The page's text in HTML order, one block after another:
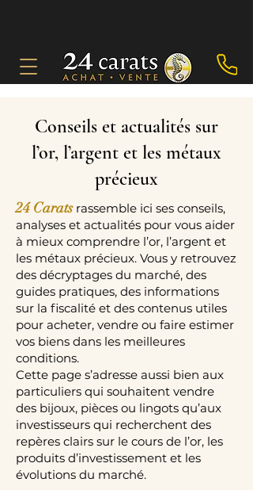
Conseils et actualités sur
l’or, l’argent et les métaux
précieux
24 Caratsrassemble ici ses conseils,
analyses et actualités pour vous aider
à mieux comprendre l’or, l’argent et
les métaux précieux. Vous y retrouvez
des décryptages du marché, des
guides pratiques, des informations
sur la fiscalité et des contenus utiles
pour acheter, vendre ou faire estimer
vos biens dans les meilleures
conditions.
Cette page s’adresse aussi bien aux
particuliers qui souhaitent vendre
des bijoux, pièces ou lingots qu’aux
investisseurs qui recherchent des
repères clairs sur le cours de l’or, les
produits d’investissement et les
évolutions du marché.